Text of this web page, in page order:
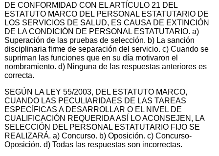
DE CONFORMIDAD CON EL ARTÍCULO 21 DEL
ESTATUTO MARCO DEL PERSONAL ESTATUTARIO DE
LOS SERVICIOS DE SALUD, ES CAUSA DE EXTINCIÓN
DE LA CONDICIÓN DE PERSONAL ESTATUTARIO. a)
Superación de las pruebas de selección. b) La sanción
disciplinaria firme de separación del servicio. c) Cuando se
supriman las funciones que en su día motivaron el
nombramiento. d) Ninguna de las respuestas anteriores es
correcta.
SEGÚN LA LEY 55/2003, DEL ESTATUTO MARCO,
CUANDO LAS PECULIARIDAES DE LAS TAREAS
ESPECÍFICAS A DESARROLLAR O EL NIVEL DE
CUALIFICACIÓN REQUERIDA ASÍ LO ACONSEJEN, LA
SELECCIÓN DEL PERSONAL ESTATUTARIO FIJO SE
REALIZARÁ. a) Concurso. b) Oposición. c) Concurso-
Oposición. d) Todas las respuestas son incorrectas.